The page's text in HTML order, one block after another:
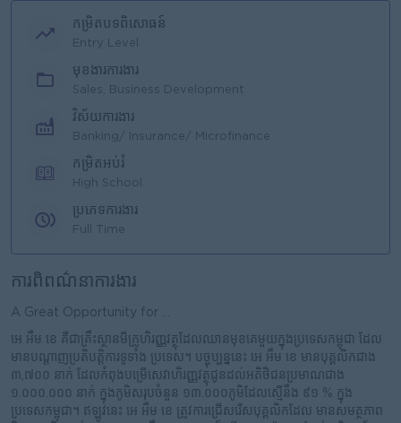
កម្រិតបទពិសោធន៍
Entry Level
មុខងារការងារ
Sales, Business Development
វិស័យការងារ
Banking/ Insurance/ Microfinance
កម្រិតអប់រំ
High School
ប្រភេទការងារ
Full Time
ការពិពណ៌នាការងារ
A Great Opportunity for ...
អេ អឹម ខេ គឺជាគ្រឹះស្ថានមីក្រូហិរញ្ញវត្ថុដែលឈានមុខគេមួយក្នុងប្រទេសកម្ពុជា ដែល
មានបណ្តាញប្រតិបត្តិការទូទាំង ប្រទេស។ បច្ចុប្បន្ននេះ អេ អឹម ខេ មានបុគ្គលិកជាង
៣,៧០០ នាក់ ដែលកំពុងបម្រើសេវាហិរញ្ញវត្ថុជូនដល់អតិថិជនប្រមាណជាង
១.០០០.០០០ នាក់ ក្នុងភូមិសរុបចំនួន ១៣.០០០ភូមិដែលស្មើនឹង ៩១ % ក្នុង
ប្រទេសកម្ពុជា។ ឥឡូវនេះ អេ អឹម ខេ ត្រូវការជ្រើសរើសបុគ្គលិកដែល មានសមត្ថភាព